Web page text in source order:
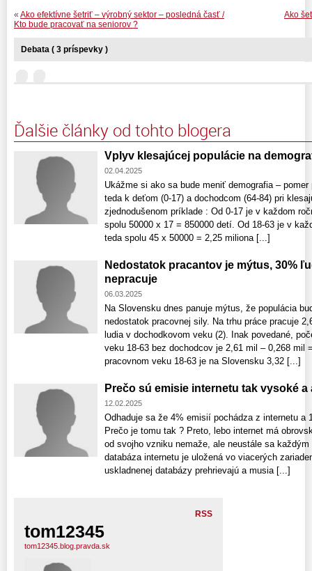
Ako
« Ako efektívne šetriť – výrobný sektor – posledná časť /
Kto bude pracovať na seniorov ?
Debata ( 3 príspevky )
Ďalšie články od tohto blogera
Vplyv klesajúcej populácie na
02.04.2025
Ukážme si ako sa bude meniť demografia –
teda k deťom (0-17) a dochodcom (64-84) pri
zjednodušenom príklade : Od 0-17 je v každom
spolu 50000 x 17 = 850000 detí. Od 18-63 je v
teda spolu 45 x 50000 = 2,25 miliona [...]
Nedostatok pracantov je mýtus, 30%
nepracuje
06.03.2025
Na Slovensku dnes panuje mýtus, že populácia
nedostatok pracovnej sily. Na trhu práce pracuje
ludia v dochodkovom veku (2). Inak povedané,
veku 18-63 bez dochodcov je 2,61 mil – 0,268 mil
pracovnom veku 18-63 je na Slovensku 3,32 [...]
Prečo sú emisie internetu tak vysoké
12.02.2025
Odhaduje sa že 4% emisií pochádza z internetu a
Prečo je tomu tak ? Preto, lebo internet má
od svojho vzniku nemaže, ale neustále sa
databáza internetu je uložená vo viacerých
uskladnenej databázy prehrievajú a musia [...]
RSS
tom12345
tom12345.blog.pravda.sk